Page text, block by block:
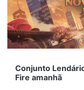
Conjunto
Fire amanhã